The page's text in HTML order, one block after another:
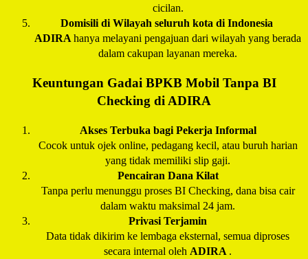
cicilan.
Domisili di Wilayah seluruh kota di Indonesia
ADIRA hanya melayani pengajuan dari wilayah yang berada
dalam cakupan layanan mereka.
Keuntungan Gadai BPKB Mobil Tanpa BI
Checking di ADIRA
Akses Terbuka bagi Pekerja Informal
Cocok untuk ojek online, pedagang kecil, atau buruh harian
yang tidak memiliki slip gaji.
Pencairan Dana Kilat
Tanpa perlu menunggu proses BI Checking, dana bisa cair
dalam waktu maksimal 24 jam.
Privasi Terjamin
Data tidak dikirim ke lembaga eksternal, semua diproses
secara internal oleh ADIRA .